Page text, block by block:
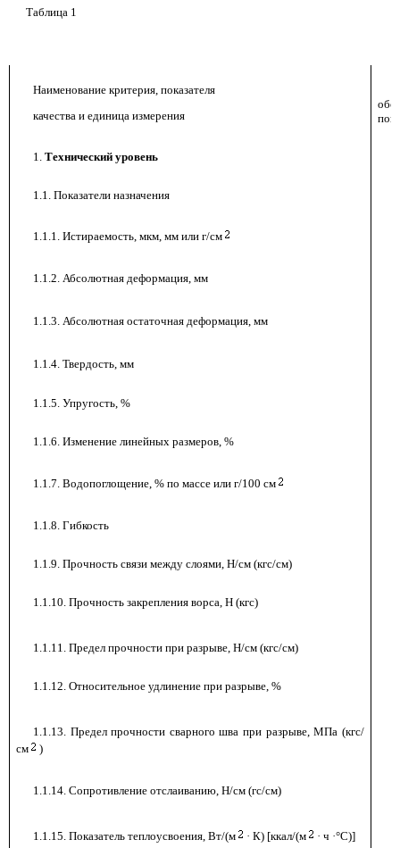
Таблица 1
Наименование критерия, показателя
качества и единица измерения
1. Технический уровень
1.1. Показатели назначения
1.1.1. Истираемость, мкм, мм или г/см
1.1.2. Абсолютная деформация, мм
1.1.3. Абсолютная остаточная деформация, мм
1.1.4. Твердость, мм
1.1.5. Упругость, %
1.1.6. Изменение линейных размеров, %
1.1.7. Водопоглощение, % по массе или г/100 см
1.1.8. Гибкость
1.1.9. Прочность связи между слоями, Н/см (кгс/см)
1.1.10. Прочность закрепления ворса, Н (кгс)
1.1.11. Предел прочности при разрыве, Н/см (кгс/см)
1.1.12. Относительное удлинение при разрыве, %
1.1.13. Предел прочности сварного шва при разрыве, МПа (кгс/
см
)
1.1.14. Сопротивление отслаиванию, Н/см (гс/см)
1.1.15. Показатель теплоусвоения, Вт/(м · К) [ккал/(м · ч ·°С)]